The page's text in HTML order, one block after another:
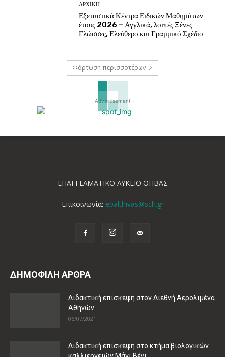
ΑΡΧΙΚΗ
Εξεταστικά Κέντρα Ειδικών Μαθημάτων
έτους 2026 – Αγγλικά, λοιπές Ξένες
Γλώσσες, Ελεύθερο και Γραμμικό Σχέδιο
Φόρτωση περισσοτέρων
- Advertisement -
ΕΠΑΓΓΕΛΜΑΤΙΚΟ ΛΥΚΕΙΟ ΘΗΒΑΣ
Επικοινωνία: epalthivas@sch.gr
ΔΗΜΟΦΙΛΗ ΑΡΘΡΑ
Διδακτική επίσκεψη στον Διεθνή Αερολιμένα
Αθηνών
06/07/2021
Διδακτική επίσκεψη στο κτήμα βιολογικών